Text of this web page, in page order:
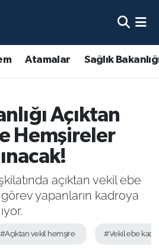
Atamalar Sağlık
Açıktan
Hemşireler
açıktan vekil ebe
yapanların kadroya
#Açıktan vekil hemşire #Vekil ebe
ve Fikstür